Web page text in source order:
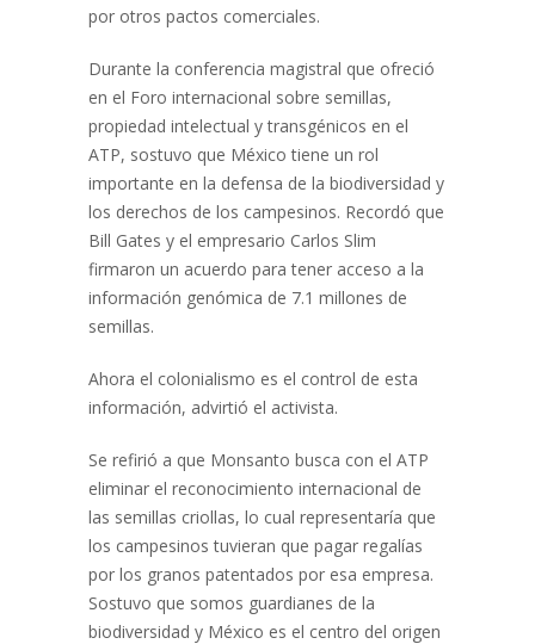
por otros pactos comerciales.
Durante la conferencia magistral que ofreció
en el Foro internacional sobre semillas,
propiedad intelectual y transgénicos en el
ATP, sostuvo que México tiene un rol
importante en la defensa de la biodiversidad y
los derechos de los campesinos. Recordó que
Bill Gates y el empresario Carlos Slim
firmaron un acuerdo para tener acceso a la
información genómica de 7.1 millones de
semillas.
Ahora el colonialismo es el control de esta
información, advirtió el activista.
Se refirió a que Monsanto busca con el ATP
eliminar el reconocimiento internacional de
las semillas criollas, lo cual representaría que
los campesinos tuvieran que pagar regalías
por los granos patentados por esa empresa.
Sostuvo que somos guardianes de la
biodiversidad y México es el centro del origen